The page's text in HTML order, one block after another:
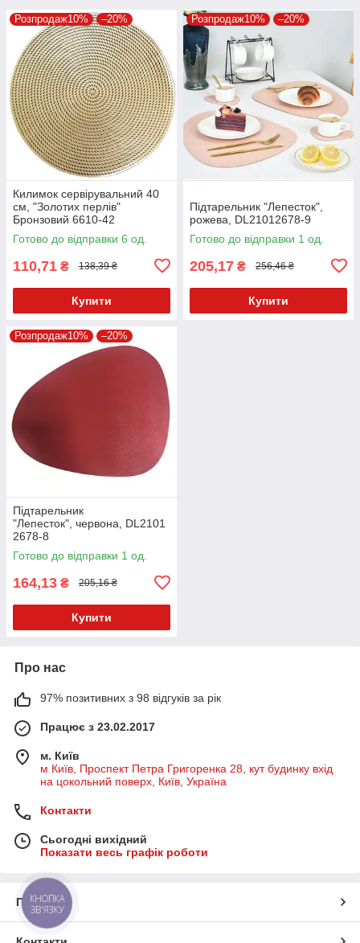
Розпродаж10% –20%
Килимок сервірувальний 40
см, "Золотих перлів"
Бронзовий 6610-42
Готово до відправки 6 од.
110,71 ₴ 138,39 ₴
Купити
Розпродаж10% –20%
Підтарельник "Лепесток",
рожева, DL21012678-9
Готово до відправки 1 од.
205,17 ₴ 256,46 ₴
Купити
Розпродаж10% –20%
Підтарельник
"Лепесток", червона, DL2101
2678-8
Готово до відправки 1 од.
164,13 ₴ 205,16 ₴
Купити
Про нас
97% позитивних з 98 відгуків за рік
Працює з 23.02.2017
м. Київ
м Київ, Проспект Петра Григоренка 28, кут будинку вхід
на цокольний поверх, Київ, Україна
Контакти
Сьогодні вихідний
Показати весь графік роботи
Про нас
КНОПКА
ЗВ'ЯЗКУ